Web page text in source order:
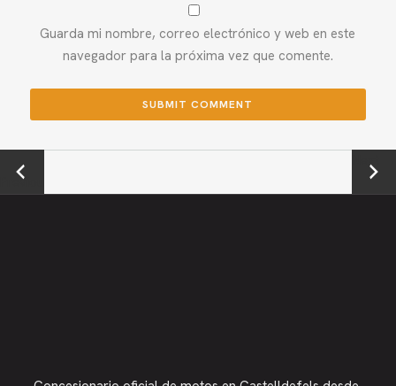
Guarda mi nombre, correo electrónico y web en este
navegador para la próxima vez que comente.
←
Previou
Next →